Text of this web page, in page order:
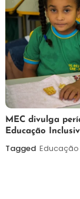
7
de
agosto
Maurilio
MEC divulga
Educação
Tagged Educação